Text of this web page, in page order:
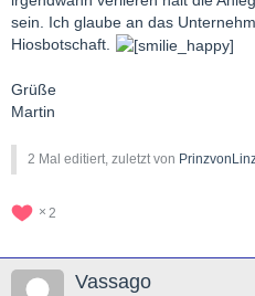
sein. Ich glaube an das
Hiosbotschaft.
Grüße
Martin
2 Mal editiert, zuletzt von
2
Vassago